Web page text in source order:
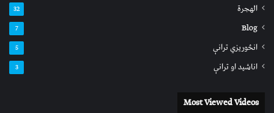
الهجرة 32
Blog
7
انځوریزي ترانې 5
اناشید او ترانې 3
Most Viewed Videos